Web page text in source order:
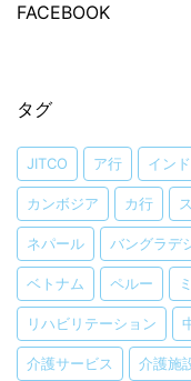
FACEBOOK
タグ
JITCO ア行 インド
カンボジア カ行
ネパール バングラデ
ベトナム ペルー
リハビリテーション
介護サービス 介護施